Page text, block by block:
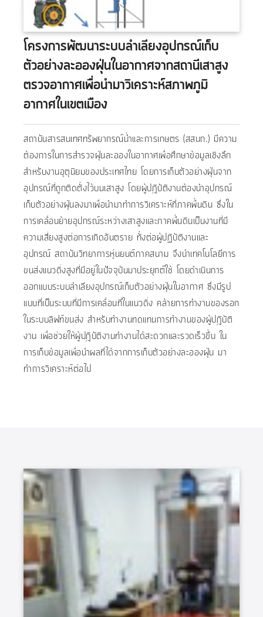
โครงการพัฒนาระบบลำเลียงอุปกรณ์เก็บ
ตัวอย่างละอองฝุ่นในอากาศจากสถานีเสาสูง
ตรวจอากาศเพื่อนำมาวิเคราะห์สภาพภูมิ
อากาศในเขตเมือง
สถาบันสารสนเทศทรัพยากรณ์น้ำและการเกษตร (สสนก.) มีความ
ต้องการในการสำรวจฝุ่นละอองในอากาศเพื่อศึกษาข้อมูลเชิงลึก
สำหรับงานอุตุนิยมของประเทศไทย โดยการเก็บตัวอย่างฝุ่นจาก
อุปกรณ์ที่ถูกติดตั้งไว้บนเสาสูง โดยผู้ปฎิบัติงานต้องนำอุปกรณ์
เก็บตัวอย่างฝุ่นลงมาเพื่อนำมาทำการวิเคราะห์ที่ภาคพื้นดิน ซึ่งใน
การเคลื่อนย้ายอุปกรณ์ระหว่างเสาสูงและภาคพื้นดินเป็นงานที่มี
ความเสี่ยงสูงต่อการเกิดอันตราย ทั้งต่อผู้ปฏิบัติงานและ
อุปกรณ์ สถาบันวิทยาการหุ่นยนต์ภาคสนาม จึงนำเทคโนโลยีการ
ขนส่งแนวดิ่งสูงที่มีอยู่ในปัจจุบันมาประยุกต์ใช้ โดยดำเนินการ
ออกแบบระบบลำเลียงอุปกรณ์เก็บตัวอย่างฝุ่นในอากาศ ซึ่งมีรูป
แบบที่เป็นระบบที่มีการเคลื่อนที่ในแนวดิ่ง คล้ายการทำงานของรอก
ในระบบลิฟท์ขนส่ง สำหรับทำงานทดแทนการทำงานของผู้ปฎิบัติ
งาน เพื่อช่วยให้ผู้ปฎิบัติงานทำงานได้สะดวกและรวดเร็วขึ้น ใน
การเก็บข้อมูลเพื่อนำผลที่ได้จากการเก็บตัวอย่างละอองฝุ่น มา
ทำการวิเคราะห์ต่อไป